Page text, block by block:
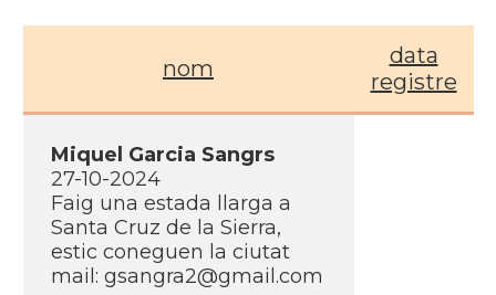
nom
data
registre
Miquel Garcia Sangrs
27-10-2024
Faig una estada llarga a
Santa Cruz de la Sierra,
estic coneguen la ciutat
mail: gsangra2@gmail.com